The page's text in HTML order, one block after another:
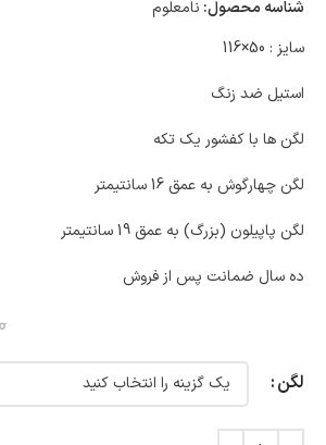
لولا درب
شناسه محصول: نامعلوم
سایز : 50×116
استیل ضد زنگ
لگن ها با کفشور یک تکه
لگن چهارگوش به عمق 16 سانتیمتر
لگن پاپیلون (بزرگ) به عمق 19 سانتیمتر
ده سال ضمانت پس از فروش
لگن